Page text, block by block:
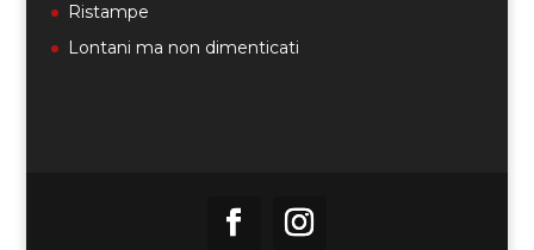
Ristampe
Lontani ma non dimenticati